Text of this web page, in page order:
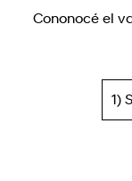
Cononocé el
1)